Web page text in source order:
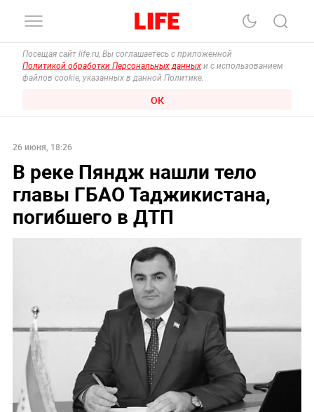
Посещая сайт life.ru, Вы соглашаетесь с приложенной
Политикой обработки Персональных данных и с использованием
файлов cookie, указанных в данной Политике.
ОК
26 июня, 18:26
В реке Пяндж нашли тело
главы ГБАО Таджикистана,
погибшего в ДТП